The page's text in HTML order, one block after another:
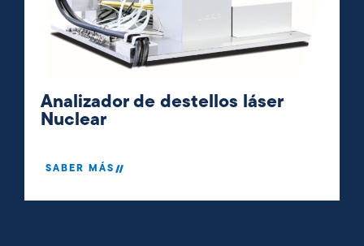
Analizador de destellos láser
Nuclear
SABER MÁS